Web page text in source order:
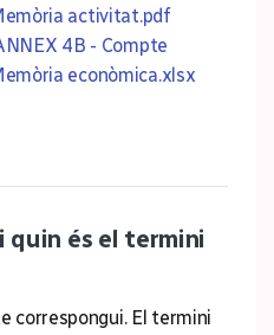
activitat.pdf
4B - Compte
econòmica.xlsx
quin és el termini
correspongui. El termini